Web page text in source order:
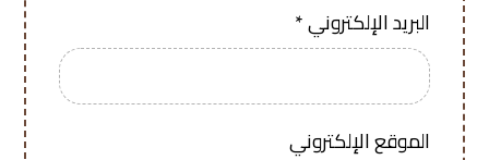
البريد الإلكتروني*
الموقع الإلكتروني